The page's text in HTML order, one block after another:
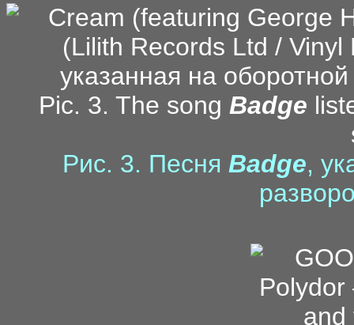
Pic. 3. The song Badge
Рис. 3. Песня Badge,